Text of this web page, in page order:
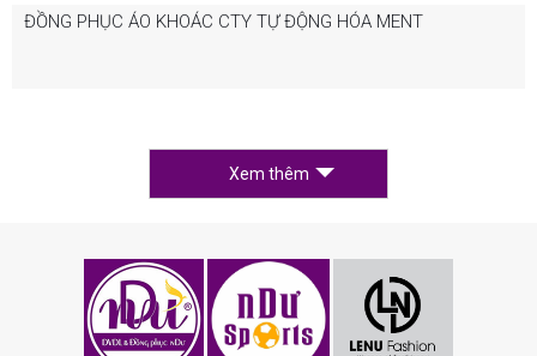
ĐỒNG PHỤC ÁO KHOÁC CTY TỰ ĐỘNG HÓA MENT
Xem thêm